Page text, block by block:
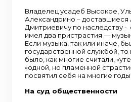
Владелец усадеб Высокое,
Александрино – доставшиеся
Дмитриевичу по наследству -
имел два пристрастия —
Если музыка, так или иначе,
государственной службой,
было, как многие считали,
«одной, но пламенной
посвятил себя на многие годы.
На суд общественности